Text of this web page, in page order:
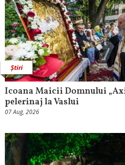
Știri
Icoana Maicii Domnului
pelerinaj la Vaslui
07 Aug, 2026